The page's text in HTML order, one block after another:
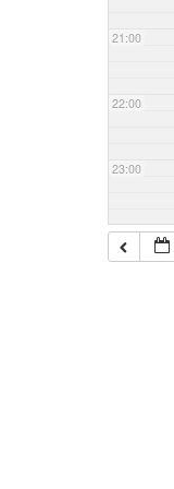
21:00
22:00
23:00